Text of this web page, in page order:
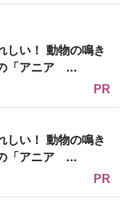
しい！ 動物の鳴き
「アニア ...
PR
しい！ 動物の鳴き
「アニア ...
PR